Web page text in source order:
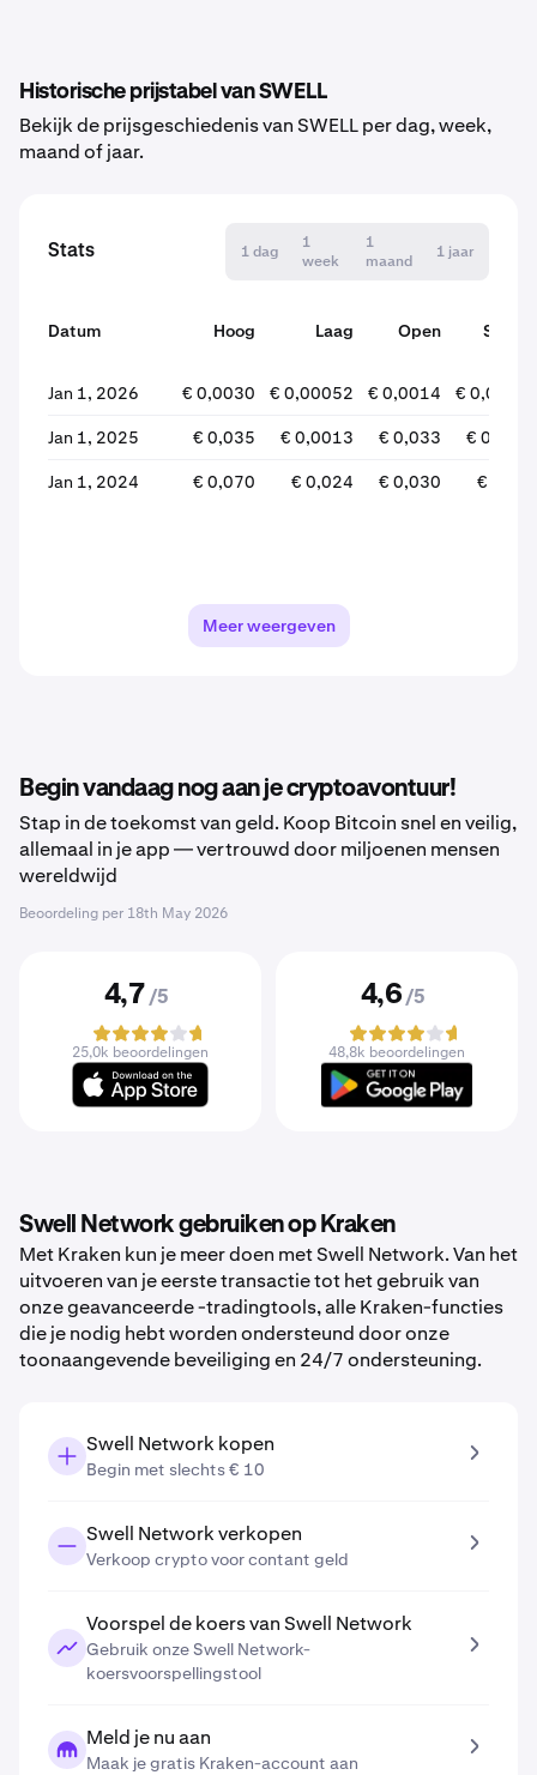
Historische prijstabel van SWELL
Bekijk de prijsgeschiedenis van SWELL per dag, week,
maand of jaar.
Stats 1 dag
1
week
1
maand
1 jaar
Datum Hoog Laag Open
Jan 1, 2026 € 0,0030 € 0,00052 € 0,0014 €
Jan 1, 2025 € 0,035 € 0,0013 € 0,033 €
Jan 1, 2024 € 0,070 € 0,024 € 0,030 €
Meer weergeven
Begin vandaag nog aan je cryptoavontuur!
Stap in de toekomst van geld. Koop Bitcoin snel en veilig,
allemaal in je app — vertrouwd door miljoenen mensen
wereldwijd
Beoordeling per 18th May 2026
4,7 /5
25,0k beoordelingen
4,6 /5
48,8k beoordelingen
Swell Network gebruiken op Kraken
Met Kraken kun je meer doen met Swell Network. Van het
uitvoeren van je eerste transactie tot het gebruik van
onze geavanceerde -tradingtools, alle Kraken-functies
die je nodig hebt worden ondersteund door onze
toonaangevende beveiliging en 24/7 ondersteuning.
Swell Network kopen
Begin met slechts € 10
Swell Network verkopen
Verkoop crypto voor contant geld
Voorspel de koers van Swell Network
Gebruik onze Swell Network-
koersvoorspellingstool
Meld je nu aan
Maak je gratis Kraken-account aan